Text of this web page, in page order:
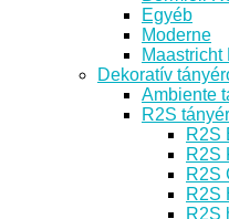
Egyéb
Moderne
Dekoratív
Ambiente
R2S
R2S
R2S
R2S
R2S
R2S